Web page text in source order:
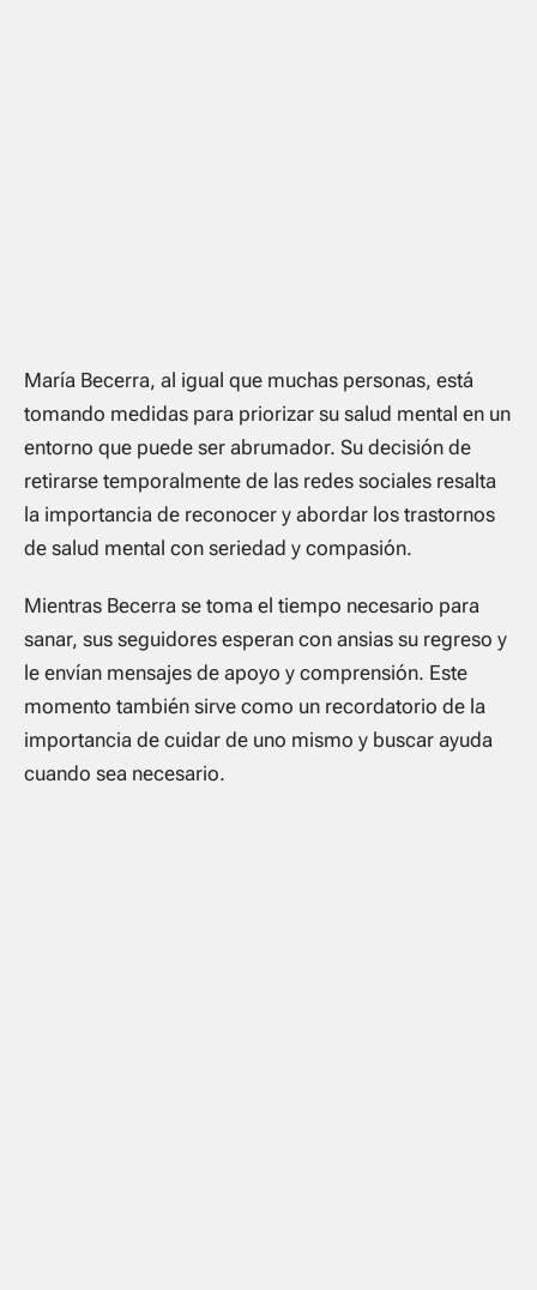
María Becerra, al igual que muchas personas, está
tomando medidas para priorizar su salud mental en un
entorno que puede ser abrumador. Su decisión de
retirarse temporalmente de las redes sociales resalta
la importancia de reconocer y abordar los trastornos
de salud mental con seriedad y compasión.
Mientras Becerra se toma el tiempo necesario para
sanar, sus seguidores esperan con ansias su regreso y
le envían mensajes de apoyo y comprensión. Este
momento también sirve como un recordatorio de la
importancia de cuidar de uno mismo y buscar ayuda
cuando sea necesario.